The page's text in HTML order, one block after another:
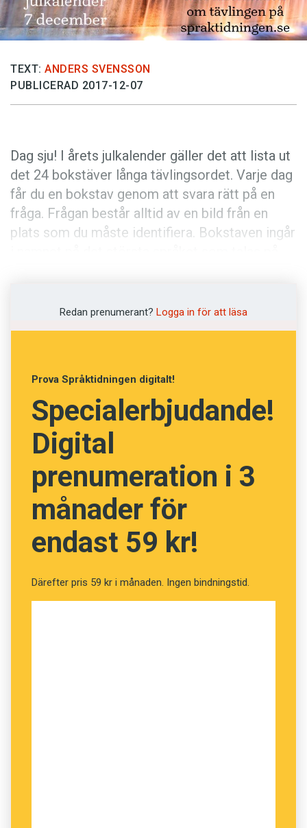
Press
TEXT: ANDERS SVENSSON
PUBLICERAD 2017-12-07
Dag sju! I årets julkalender gäller det att lista ut
det 24 bokstäver långa tävlingsordet. Varje dag
får du en bokstav genom att svara rätt på en
fråga. Frågan består alltid av en bild från en
plats som du måste identifiera. Bokstaven ingår
Alla som skickar in rätt lösning är med och
om julkalendern här.
Lycka till!
Redan prenumerant? Logga in för att läsa
Prova Språktidningen digitalt!
Specialerbjudande!
Digital
prenumeration i 3
månader för
endast 59 kr!
Därefter pris 59 kr i månaden. Ingen bindningstid.